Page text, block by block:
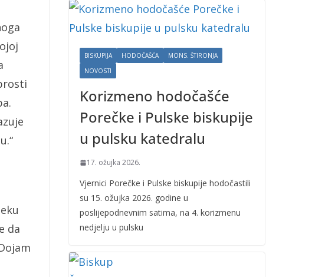
da
BISKUPIJA HODOČAŠĆA
MONS. ŠTIRONJA
NOVOSTI
Korizmeno hodočašće
Porečke i Pulske biskupije
u pulsku katedralu
17. ožujka 2026.
Vjernici Porečke i Pulske biskupije hodočastili
su 15. ožujka 2026. godine u
poslijepodnevnim satima, na 4. korizmenu
nedjelju u pulsku